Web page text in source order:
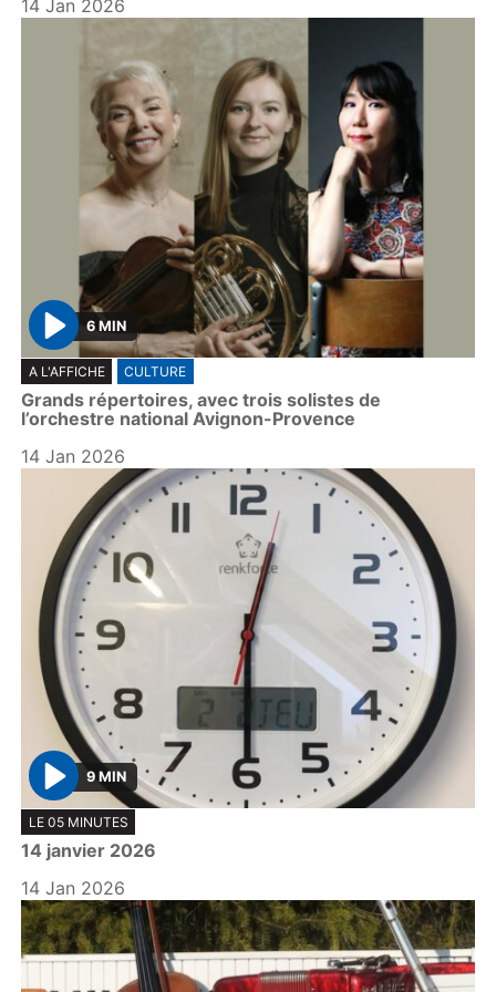
14 Jan 2026
P
l
a
y
6 MIN
A L'AFFICHE CULTURE
Grands répertoires, avec trois solistes de
l’orchestre national Avignon-Provence
14 Jan 2026
P
l
a
y
9 MIN
LE 05 MINUTES
14 janvier 2026
14 Jan 2026